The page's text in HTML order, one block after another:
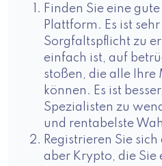
Finden Sie eine
Plattform. Es ist
Sorgfaltspflicht zu
einfach ist, auf
stoßen, die alle Ihre
können. Es ist
Spezialisten zu
und rentabelste
Registrieren Sie
aber Krypto, die Sie